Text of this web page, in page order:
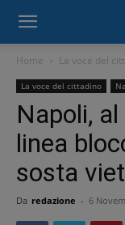
Home La voce del
La voce del cittadino
Napoli,
linea
sosta
Da redazione - 6